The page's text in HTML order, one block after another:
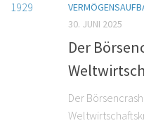
30. JUNI 2025
Der
Der